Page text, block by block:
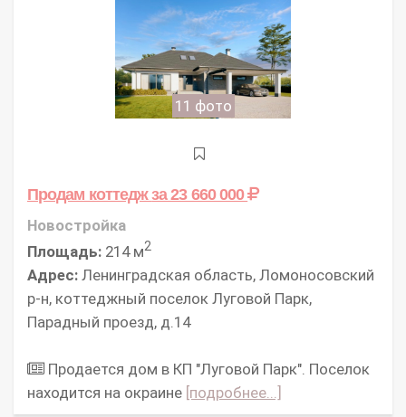
11 фото
Продам коттеджза 23 660 000
Новостройка
Площадь: 214 м2
Адрес: Ленинградская область, Ломоносовский
р-н, коттеджный поселок Луговой Парк,
Парадный проезд, д.14
Продается дом в КП "Луговой Парк". Поселок
находится на окраине [подробнее...]